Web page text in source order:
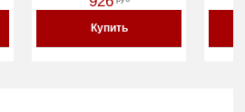
Купить